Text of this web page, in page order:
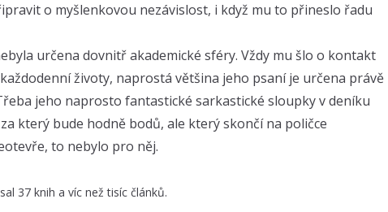
o myšlenkovou nezávislost, i když mu to přineslo řadu
určena dovnitř akademické sféry. Vždy mu šlo o kontakt
životy, naprostá většina jeho psaní je určena právě
jeho naprosto fantastické sarkastické sloupky v deníku
který bude hodně bodů, ale který skončí na poličce
to nebylo pro něj.
37 knih a víc než tisíc článků.